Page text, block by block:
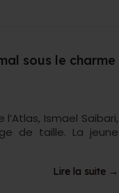
sous le charme
Ismael Saibari,
de taille. La jeune
Lire la suite →